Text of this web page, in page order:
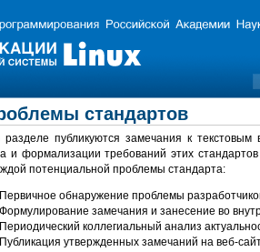
стандартов
разделе публикуются замечания к
и формализации требований этих
потенциальной проблемы стандарта:
Первичное обнаружение проблемы
Формулирование замечания и занесение во
Периодический коллегиальный анализ
Публикация утвержденных замечаний на веб-